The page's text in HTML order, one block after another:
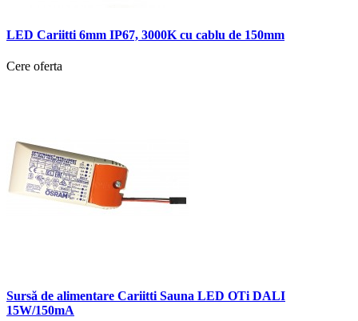
LED Cariitti 6mm IP67, 3000K cu cablu de 150mm
Cere oferta
Sursă de alimentare Cariitti Sauna LED OTi DALI
15W/150mA